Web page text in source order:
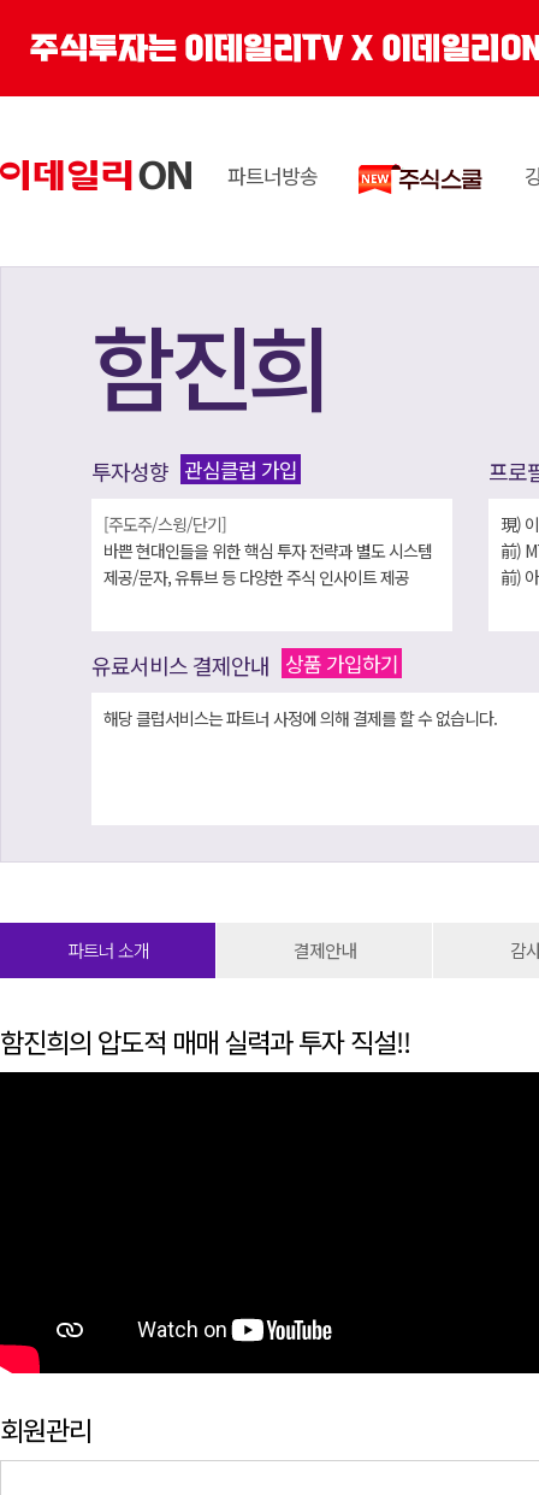
파트너방송
함진희
투자성향 관심클럽 가입
[주도주/스윙/단기]
바쁜 현대인들을 위한 핵심 투자 전략과 별도 시스템
제공/문자, 유튜브 등 다양한 주식 인사이트 제공
프로
現)
前)
前)
유료서비스 결제안내 상품 가입하기
해당 클럽서비스는 파트너 사정에 의해 결제를 할 수 없습니다.
파트너 소개 결제안내 감
함진희의 압도적 매매 실력과 투자 직설!!
회원관리